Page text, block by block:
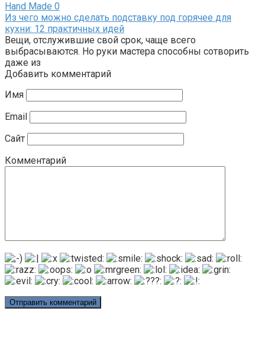
Hand Made 0
Из чего можно сделать подставку под горячее для
кухни: 12 практичных идей
Вещи, отслужившие свой срок, чаще всего
выбрасываются. Но руки мастера способны сотворить
даже из
Добавить комментарий
Имя
Email
Сайт
Комментарий